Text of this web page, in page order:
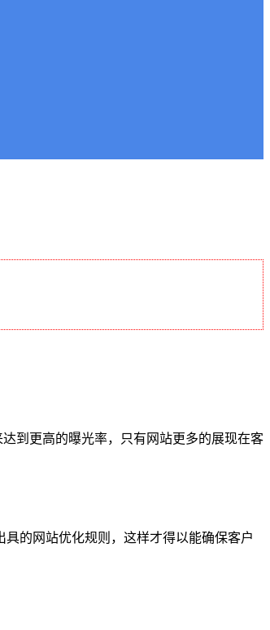
到更高的曝光率，只有网站更多的展现在客
的网站优化规则，这样才得以能确保客户